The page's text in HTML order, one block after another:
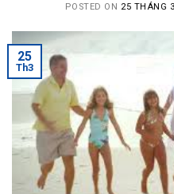
POSTED ON 25 THÁNG
25
Th3